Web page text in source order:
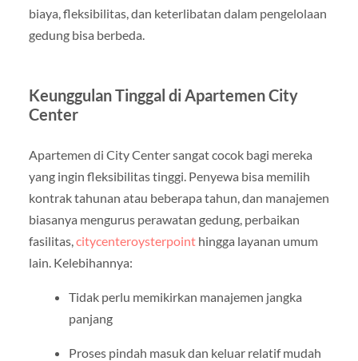
biaya, fleksibilitas, dan keterlibatan dalam pengelolaan
gedung bisa berbeda.
Keunggulan Tinggal di Apartemen City
Center
Apartemen di City Center sangat cocok bagi mereka
yang ingin fleksibilitas tinggi. Penyewa bisa memilih
kontrak tahunan atau beberapa tahun, dan manajemen
biasanya mengurus perawatan gedung, perbaikan
fasilitas, citycenteroysterpointhingga layanan umum
lain. Kelebihannya:
Tidak perlu memikirkan manajemen jangka
panjang
Proses pindah masuk dan keluar relatif mudah